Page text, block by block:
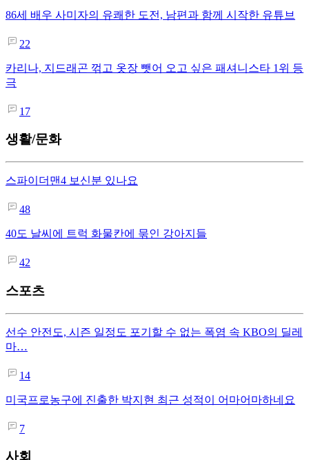
86세 배우 사미자의 유쾌한 도전, 남편과 함께 시작한 유튜브
22
카리나, 지드래곤 꺾고 옷장 뺏어 오고 싶은 패셔니스타 1위 등
극
17
생활/문화
스파이더맨4 보신분 있나요
48
40도 날씨에 트럭 화물칸에 묶인 강아지들
42
스포츠
선수 안전도, 시즌 일정도 포기할 수 없는 폭염 속 KBO의 딜레
마…
14
미국프로농구에 진출한 박지현 최근 성적이 어마어마하네요
7
사회